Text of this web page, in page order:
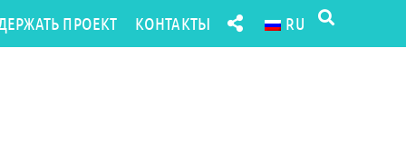
ПРОЕКТ КОНТАКТЫ RU